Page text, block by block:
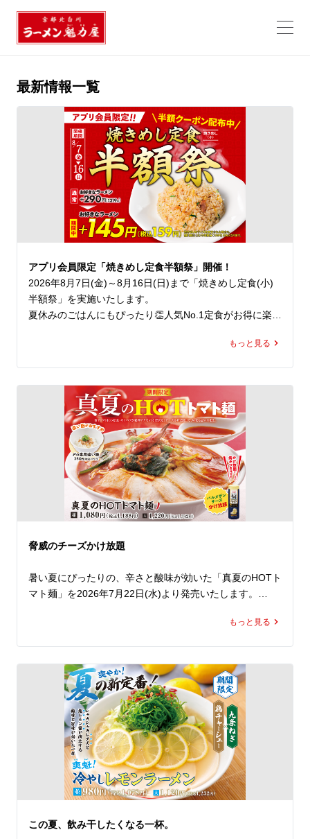
最新情報一覧
アプリ会員限定「焼きめし定食半額祭」開催！
2026年8月7日(金)～8月16日(日)まで「焼きめし定食(小)
半額祭」を実施いたします。
夏休みのごはんにもぴったり👏人気No.1定食がお得に楽し
額”の159円(税込)に！
魁力屋自慢の焼きめしは、ご注文をいただいてから一つ一
つ手作り。店内で豪快に鍋を振り、超強火で一気に炒めあ
げることで生まれる香ばしい香りや臨場感も、おいしさの
ひとつです✨
魁力屋自慢の熟成醤油だれベースにしたタレで仕上げた焼
きめしは、ラーメンとの相性もバッチリ👍
クーポンは、公式アプリをダウンロードするとその場で取
得でき、期間中は毎日ご利用いただけます（ ※1日1回限
夏休みは、ぜひランチやディナーでお得な「焼きめし(小)
もっと見る
脅威のチーズかけ放題
暑い夏にぴったりの、辛さと酸味が効いた「真夏のHOTト
マト麺」を2026年7月22日(水)より発売いたします。
のかえしをあわせたオリジナルスープは、トマトの爽やか
トッピングには、ピリ辛のフレッシュトマトソースで下味
をつけた小松菜とキャベツ、さらにコクと食べ応えを加え
る豚バラチャーシューを。
ポイントは、抜群なカスタマイズ性！
なんと！パルメザンチーズはかけ放題！
お好みにあわせて好きなだけかけてお楽しみください。お
かわりもOKです！
辛さは5段階から選択可能！
控えめからMAXまで、お好みの刺激をお選びください。
お好みにあわせてカスタマイズしたスープに、この商品限
もっと見る
この夏、飲み干したくなる一杯。